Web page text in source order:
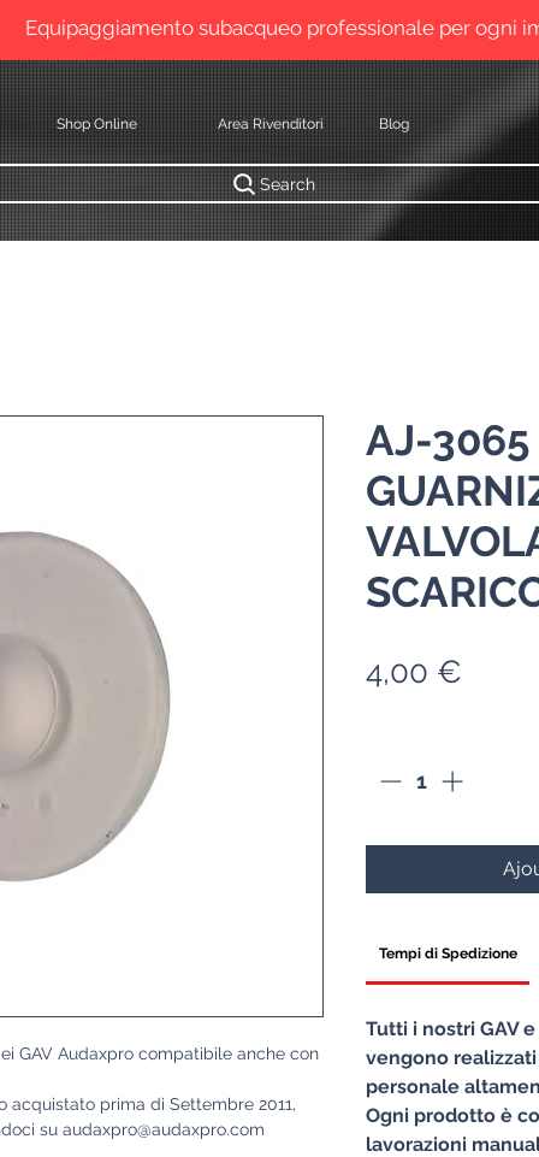
Equipaggiamento subacqueo professionale per ogni
Shop Online Area Rivenditori Blog
Search
GAV Audaxpro compatibile anche con
acquistato prima di Settembre 2011,
su audaxpro@audaxpro.com
AJ-3065
4,00 €
Tempi di Spedizione
Tutti i nostri GAV
vengono
personale
Ogni prodotto è
lavorazioni